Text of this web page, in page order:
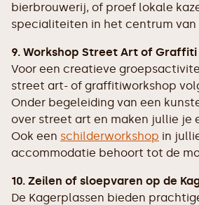
bierbrouwerij, of proef lokale
specialiteiten in het centrum van
9. Workshop Street Art of Graffiti
Voor een creatieve
street art- of graffitiworkshop
Onder begeleiding van een
over street art en maken jullie je
Ook een schilderworkshop in
accommodatie behoort tot de
10. Zeilen of sloepvaren op de
De Kagerplassen bieden